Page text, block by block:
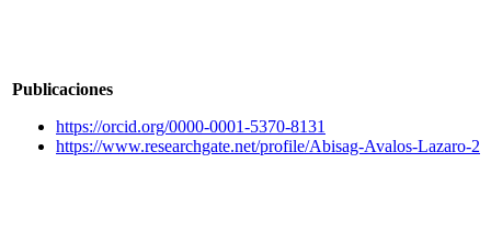
Publicaciones
https://orcid.org/0000-0001-5370-8131
https://www.researchgate.net/profile/Abisag-Avalos-Lazaro-2